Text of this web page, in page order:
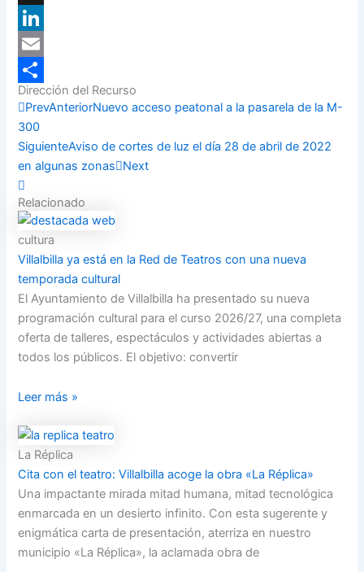
X
LinkedIn
Email
Compartir
Dirección del Recurso
PrevAnteriorNuevo acceso peatonal a la pasarela de la M-
300
SiguienteAviso de cortes de luz el día 28 de abril de 2022
en algunas zonas
Next
Relacionado
cultura
Villalbilla ya está en la Red de Teatros con una nueva
temporada cultural
El Ayuntamiento de Villalbilla ha presentado su nueva
programación cultural para el curso 2026/27, una completa
oferta de talleres, espectáculos y actividades abiertas a
todos los públicos. El objetivo: convertir
Leer más »
La Réplica
Cita con el teatro: Villalbilla acoge la obra «La Réplica»
Una impactante mirada mitad humana, mitad tecnológica
enmarcada en un desierto infinito. Con esta sugerente y
enigmática carta de presentación, aterriza en nuestro
municipio «La Réplica», la aclamada obra de